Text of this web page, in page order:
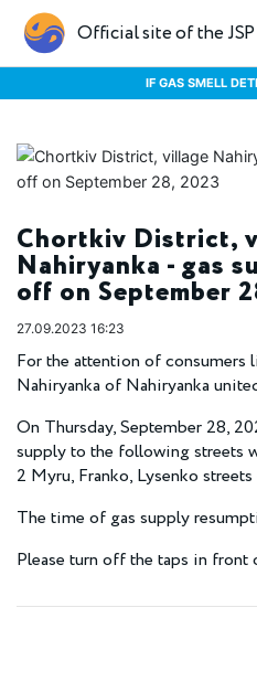
Official site of the
IF GAS SMELL
Chortkiv District,
Nahiryanka - gas
off on September
27.09.2023 16:23
For the attention of consumers
Nahiryanka of Nahiryanka
On Thursday, September 28,
supply to the following streets
2 Myru, Franko, Lysenko
The time of gas supply
Please turn off the taps in front